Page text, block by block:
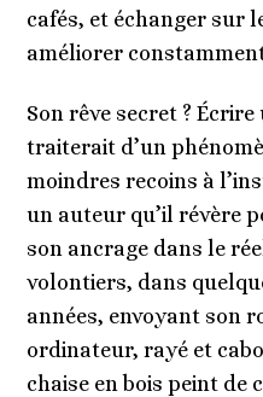
cafés, et échanger sur
améliorer
Son rêve secret ?
traiterait d’un
moindres recoins à
un auteur qu’il révère
son ancrage dans le
volontiers, dans
années, envoyant son
ordinateur, rayé et
chaise en bois peint de